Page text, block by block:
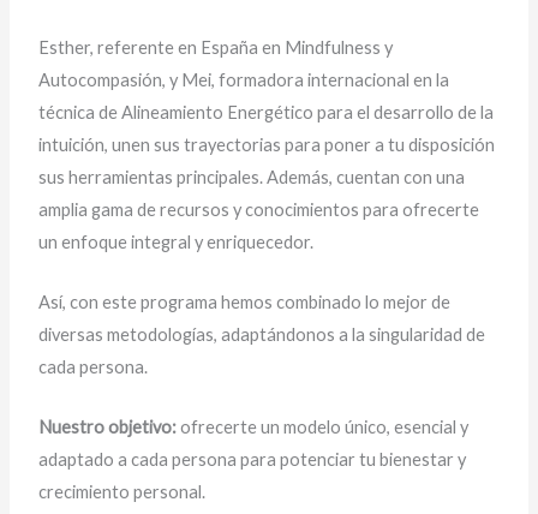
Esther, referente en España en Mindfulness y
Autocompasión, y Mei, formadora internacional en la
técnica de Alineamiento Energético para el desarrollo de la
intuición, unen sus trayectorias para poner a tu disposición
sus herramientas principales. Además, cuentan con una
amplia gama de recursos y conocimientos para ofrecerte
un enfoque integral y enriquecedor.
Así, con este programa hemos combinado lo mejor de
diversas metodologías, adaptándonos a la singularidad de
cada persona.
Nuestro objetivo:ofrecerte un modelo único, esencial y
adaptado a cada persona para potenciar tu bienestar y
crecimiento personal.